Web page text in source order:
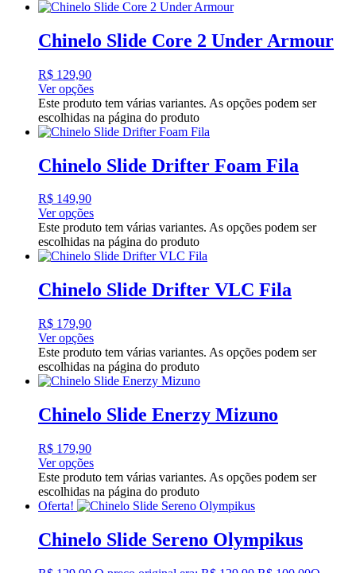
Chinelo Slide Core 2 Under Armour
R$ 129,90
Ver opções
Este produto tem várias variantes. As opções podem ser
escolhidas na página do produto
Chinelo Slide Drifter Foam Fila
R$ 149,90
Ver opções
Este produto tem várias variantes. As opções podem ser
escolhidas na página do produto
Chinelo Slide Drifter VLC Fila
R$ 179,90
Ver opções
Este produto tem várias variantes. As opções podem ser
escolhidas na página do produto
Chinelo Slide Enerzy Mizuno
R$ 179,90
Ver opções
Este produto tem várias variantes. As opções podem ser
escolhidas na página do produto
Oferta!
Chinelo Slide Sereno Olympikus